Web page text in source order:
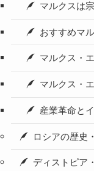
マルクスは
おすすめマ
マルクス・
マルクス・
産業革命と
ロシアの歴史
ディストピア